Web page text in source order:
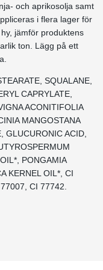
och aprikosolja samt
i flera lager för
jämför produktens
ton. Lägg på ett
SQUALANE,
CAPRYLATE,
ACONITIFOLIA
MANGOSTANA
GLUCURONIC ACID,
PONGAMIA
KERNEL OIL*, CI
CI 77742.